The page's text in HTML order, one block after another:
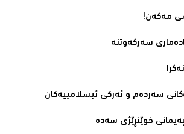
مەکەن!‌
سەرکەوتنە‌
سەردەم و ئەرکی ئیسلامیيەکان‌
خوێنڕێژی سەدە‌